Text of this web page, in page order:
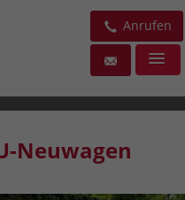
Anrufen
Neuwagen